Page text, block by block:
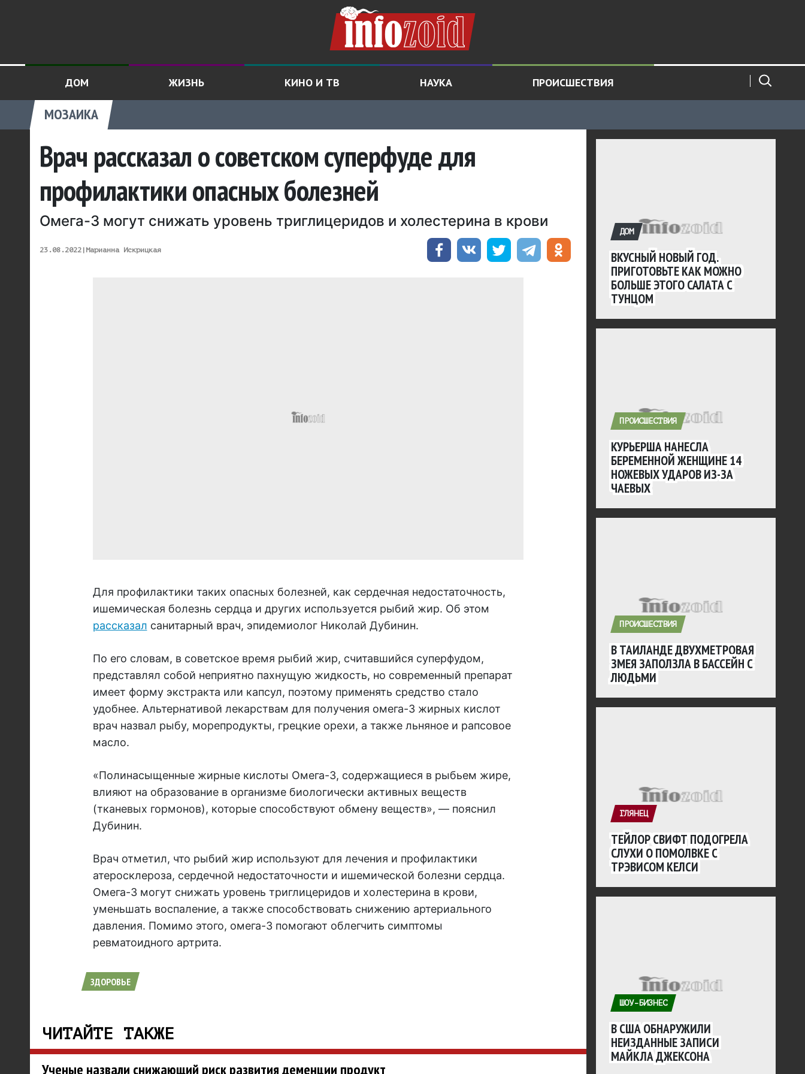
ДОМ ЖИЗНЬ КИНО И ТВ НАУКА ПРОИСШЕСТВИЯ
МОЗАИКА
Врач рассказал о советском суперфуде для
профилактики опасных болезней
Омега-3 могут снижать уровень триглицеридов и холестерина в крови
23.08.2022| Марианна Искрицкая
Для профилактики таких опасных болезней, как сердечная недостаточность,
ишемическая болезнь сердца и других используется рыбий жир. Об этом
рассказал санитарный врач, эпидемиолог Николай Дубинин.
По его словам, в советское время рыбий жир, считавшийся суперфудом,
представлял собой неприятно пахнущую жидкость, но современный препарат
имеет форму экстракта или капсул, поэтому применять средство стало
удобнее. Альтернативой лекарствам для получения омега-3 жирных кислот
врач назвал рыбу, морепродукты, грецкие орехи, а также льняное и рапсовое
масло.
«Полинасыщенные жирные кислоты Омега-3, содержащиеся в рыбьем жире,
влияют на образование в организме биологически активных веществ
(тканевых гормонов), которые способствуют обмену веществ», — пояснил
Дубинин.
Врач отметил, что рыбий жир используют для лечения и профилактики
атеросклероза, сердечной недостаточности и ишемической болезни сердца.
Омега-3 могут снижать уровень триглицеридов и холестерина в крови,
уменьшать воспаление, а также способствовать снижению артериального
давления. Помимо этого, омега-3 помогают облегчить симптомы
ревматоидного артрита.
ЗДОРОВЬЕ
ЧИТАЙТЕ ТАКЖЕ
Ученые назвали снижающий риск развития деменции продукт
ДОМ
ВКУСНЫЙ НОВЫЙ ГОД.
ПРИГОТОВЬТЕ КАК МОЖНО
БОЛЬШЕ ЭТОГО САЛАТА С
ТУНЦОМ
ПРОИСШЕСТВИЯ
КУРЬЕРША НАНЕСЛА
БЕРЕМЕННОЙ ЖЕНЩИНЕ 14
НОЖЕВЫХ УДАРОВ ИЗ-ЗА
ЧАЕВЫХ
ПРОИСШЕСТВИЯ
В ТАИЛАНДЕ ДВУХМЕТРОВАЯ
ЗМЕЯ ЗАПОЛЗЛА В БАССЕЙН С
ЛЮДЬМИ
ГЛЯНЕЦ
ТЕЙЛОР СВИФТ ПОДОГРЕЛА
СЛУХИ О ПОМОЛВКЕ С
ТРЭВИСОМ КЕЛСИ
ШОУ-БИЗНЕС
В США ОБНАРУЖИЛИ
НЕИЗДАННЫЕ ЗАПИСИ
МАЙКЛА ДЖЕКСОНА